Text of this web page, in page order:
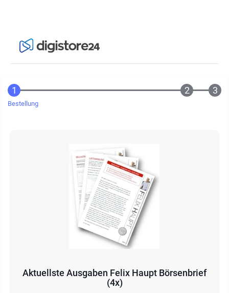
Bestellung
Aktuellste Ausgaben Felix Haupt Börsenbrief
(4x)